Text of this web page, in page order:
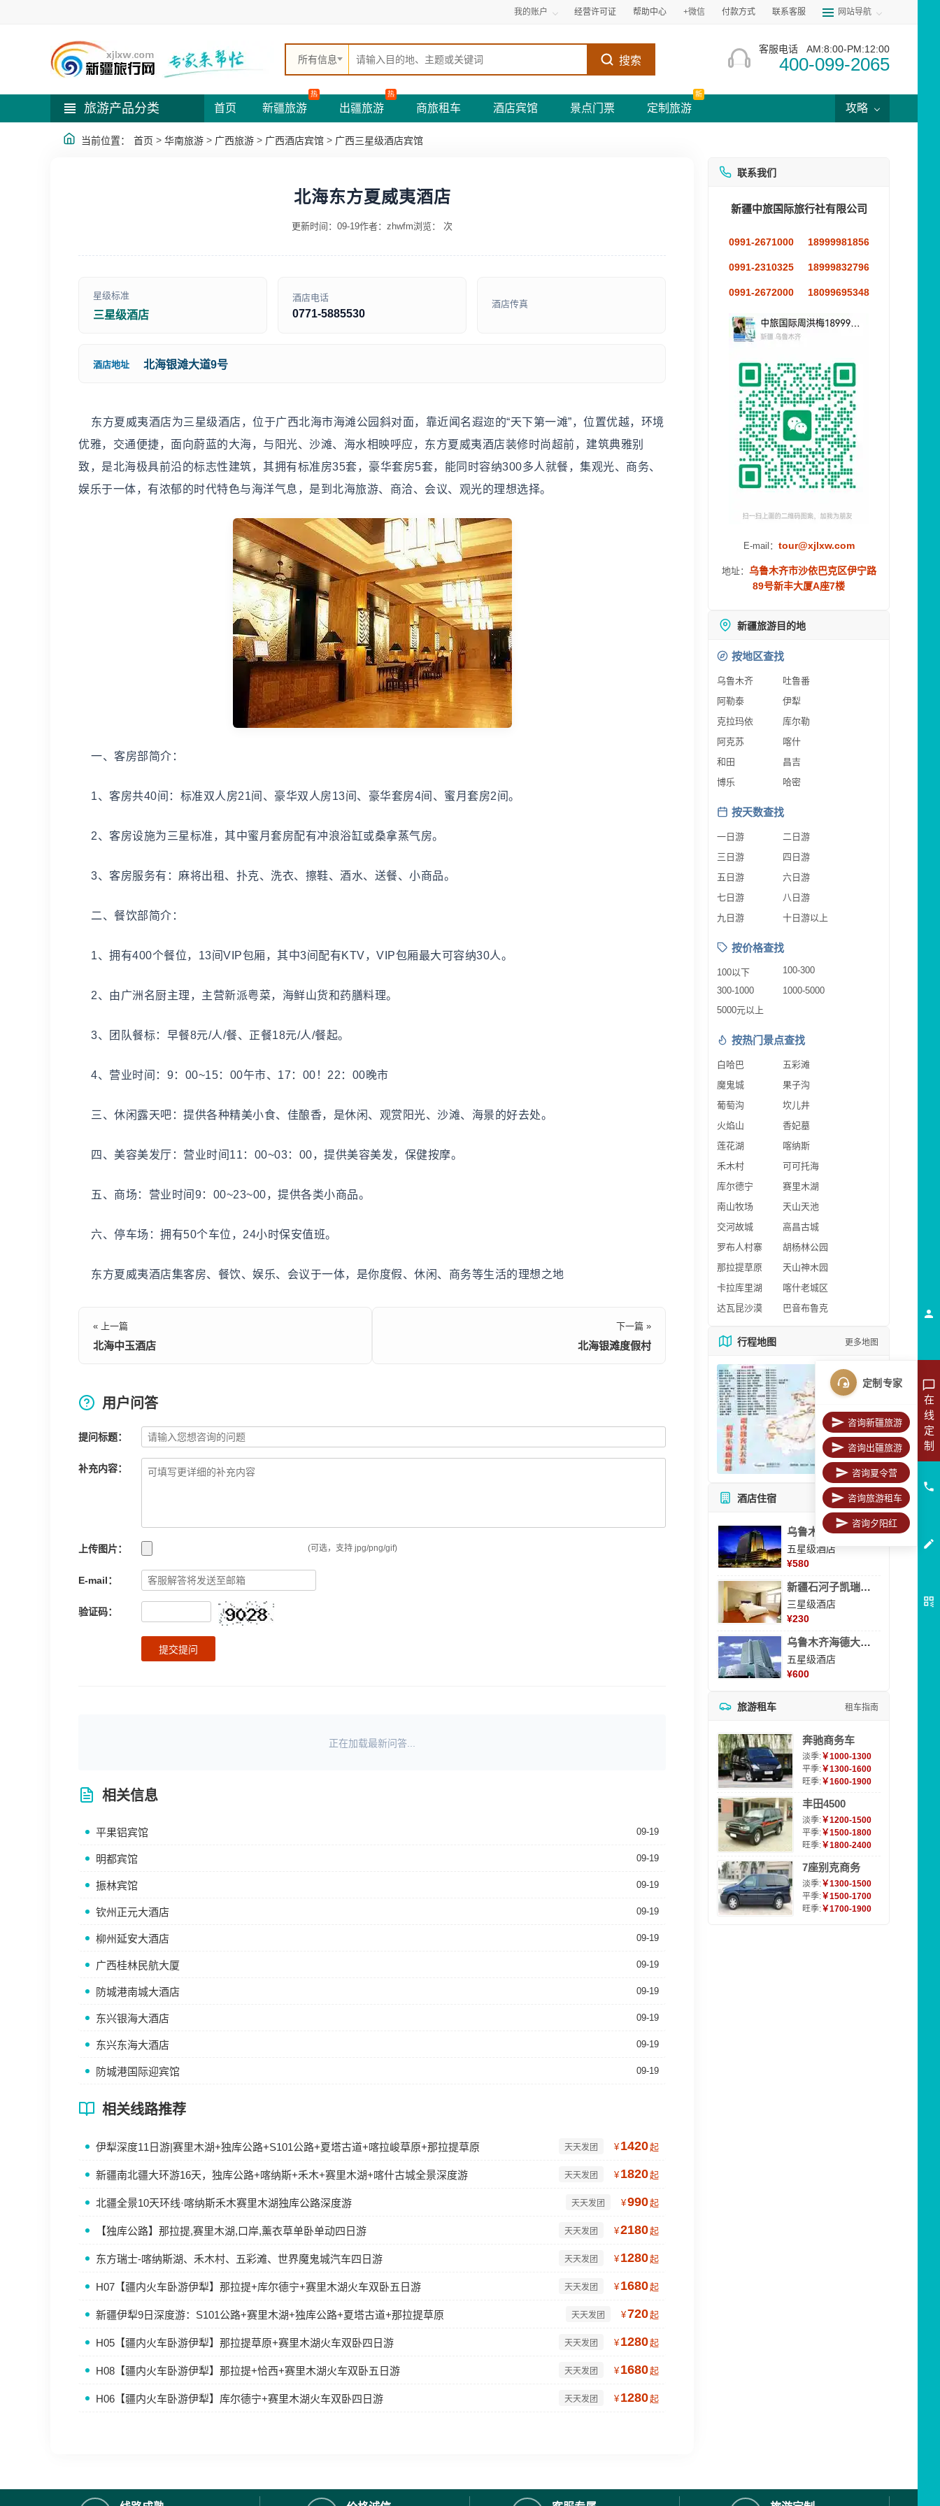
我的账户 经营许可证 帮助中心 +微信 付款方式 联系客服 网站导航
所有信息 搜索
客服电话 AM:8:00-PM:12:00
400-099-2065
旅游产品分类 首页 新疆旅游
热
出疆旅游
热
商旅租车 酒店宾馆 景点门票 定制旅游
新
攻略
当前位置： 首页 > 华南旅游 > 广西旅游 > 广西酒店宾馆 > 广西三星级酒店宾馆
北海东方夏威夷酒店
更新时间：09-19作者：zhwfm浏览： 次
星级标准
三星级酒店
酒店电话
0771-5885530
酒店传真
酒店地址 北海银滩大道9号
东方夏威夷酒店为三星级酒店，位于广西北海市海滩公园斜对面，靠近闻名遐迩的“天下第一滩”，位置优越，环境
优雅，交通便捷，面向蔚蓝的大海，与阳光、沙滩、海水相映呼应，东方夏威夷酒店装修时尚超前，建筑典雅别
致，是北海极具前沿的标志性建筑，其拥有标准房35套，豪华套房5套，能同时容纳300多人就餐，集观光、商务、
娱乐于一体，有浓郁的时代特色与海洋气息，是到北海旅游、商洽、会议、观光的理想选择。
一、客房部简介：
1、客房共40间：标准双人房21间、豪华双人房13间、豪华套房4间、蜜月套房2间。
2、客房设施为三星标准，其中蜜月套房配有冲浪浴缸或桑拿蒸气房。
3、客房服务有：麻将出租、扑克、洗衣、擦鞋、酒水、送餐、小商品。
二、餐饮部简介：
1、拥有400个餐位，13间VIP包厢，其中3间配有KTV，VIP包厢最大可容纳30人。
2、由广洲名厨主理，主营新派粤菜，海鲜山货和药膳料理。
3、团队餐标：早餐8元/人/餐、正餐18元/人/餐起。
4、营业时间：9：00~15：00午市、17：00！22：00晚市
三、休闲露天吧：提供各种精美小食、佳酿香，是休闲、观赏阳光、沙滩、海景的好去处。
四、美容美发厅：营业时间11：00~03：00，提供美容美发，保健按摩。
五、商场：营业时间9：00~23~00，提供各类小商品。
六、停车场：拥有50个车位，24小时保安值班。
东方夏威夷酒店集客房、餐饮、娱乐、会议于一体，是你度假、休闲、商务等生活的理想之地
« 上一篇
北海中玉酒店
下一篇 »
北海银滩度假村
用户问答
提问标题：
补充内容：
上传图片： (可选，支持 jpg/png/gif)
E-mail：
验证码：
提交提问
正在加载最新问答...
相关信息
平果铝宾馆 09-19
明都宾馆 09-19
振林宾馆 09-19
钦州正元大酒店 09-19
柳州延安大酒店 09-19
广西桂林民航大厦 09-19
防城港南城大酒店 09-19
东兴银海大酒店 09-19
东兴东海大酒店 09-19
防城港国际迎宾馆 09-19
相关线路推荐
伊犁深度11日游|赛里木湖+独库公路+S101公路+夏塔古道+喀拉峻草原+那拉提草原 天天发团 ¥ 1420起
新疆南北疆大环游16天，独库公路+喀纳斯+禾木+赛里木湖+喀什古城全景深度游 天天发团 ¥ 1820起
北疆全景10天环线·喀纳斯禾木赛里木湖独库公路深度游 天天发团 ¥990起
【独库公路】那拉提,赛里木湖,口岸,薰衣草单卧单动四日游 天天发团 ¥2180起
东方瑞士-喀纳斯湖、禾木村、五彩滩、世界魔鬼城汽车四日游 天天发团 ¥ 1280起
H07【疆内火车卧游伊犁】那拉提+库尔德宁+赛里木湖火车双卧五日游 天天发团 ¥ 1680起
新疆伊犁9日深度游：S101公路+赛里木湖+独库公路+夏塔古道+那拉提草原 天天发团 ¥720起
H05【疆内火车卧游伊犁】那拉提草原+赛里木湖火车双卧四日游 天天发团 ¥ 1280起
H08【疆内火车卧游伊犁】那拉提+恰西+赛里木湖火车双卧五日游 天天发团 ¥ 1680起
H06【疆内火车卧游伊犁】库尔德宁+赛里木湖火车双卧四日游 天天发团 ¥ 1280起
联系我们
新疆中旅国际旅行社有限公司
0991-2671000 18999981856
0991-2310325 18999832796
0991-2672000 18099695348
E-mail： tour@xjlxw.com
地址： 乌鲁木齐市沙依巴克区伊宁路
89号新丰大厦A座7楼
新疆旅游目的地
按地区查找
乌鲁木齐
吐鲁番
阿勒泰
伊犁
克拉玛依
库尔勒
阿克苏
喀什
和田
昌吉
博乐
哈密
按天数查找
一日游
二日游
三日游
四日游
五日游
六日游
七日游
八日游
九日游
十日游以上
按价格查找
100以下
100-300
300-1000
1000-5000
5000元以上
按热门景点查找
白哈巴
五彩滩
魔鬼城
果子沟
葡萄沟
坎儿井
火焰山
香妃墓
莲花湖
喀纳斯
禾木村
可可托海
库尔德宁
赛里木湖
南山牧场
天山天池
交河故城
高昌古城
罗布人村寨
胡杨林公园
那拉提草原
天山神木园
卡拉库里湖
喀什老城区
达瓦昆沙漠
巴音布鲁克
行程地图 更多地图
酒店住宿 所有酒店
乌鲁木齐美丽华大酒
五星级酒店
¥580
新疆石河子凯瑞酒店
三星级酒店
¥230
乌鲁木齐海德大酒店
五星级酒店
¥600
旅游租车 租车指南
奔驰商务车
淡季:￥1000-1300
平季:￥1300-1600
旺季:￥1600-1900
丰田4500
淡季:￥1200-1500
平季:￥1500-1800
旺季:￥1800-2400
7座别克商务
淡季:￥1300-1500
平季:￥1500-1700
旺季:￥1700-1900
在
线
定
制
定制专家
咨询新疆旅游
咨询出疆旅游
咨询夏令营
咨询旅游租车
咨询夕阳红